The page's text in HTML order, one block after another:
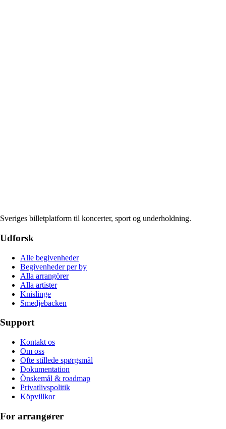
Sveriges billetplatform til koncerter, sport og underholdning.
Udforsk
Alle begivenheder
Begivenheder per by
Alla arrangörer
Alla artister
Knislinge
Smedjebacken
Support
Kontakt os
Om oss
Ofte stillede spørgsmål
Dokumentation
Önskemål & roadmap
Privatlivspolitik
Köpvillkor
For arrangører